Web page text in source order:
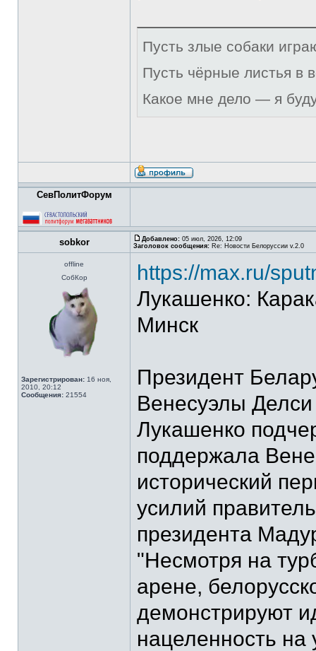
Пусть злые собаки
Пусть чёрные листья в
Какое мне дело — я
СевПолитФорум
sobkor Добавлено: 05 июл, 2026, 12:09
Заголовок сообщения: Re: Новости Белоруссии v.2.0
offline
СобКор
Зарегистрирован: 16 ноя,
2010, 20:12
Сообщения: 21554
https://max.ru/
Лукашенко:
Минск
Президент
Венесуэлы
Лукашенко
поддержала
исторический
усилий
президента
"Несмотря на
арене,
демонстрируют
нацеленность на